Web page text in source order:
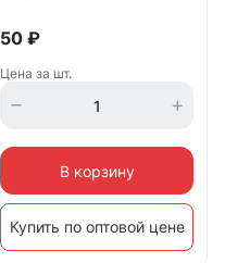
50 ₽
Цена за шт.
В корзину
Купить по оптовой цене